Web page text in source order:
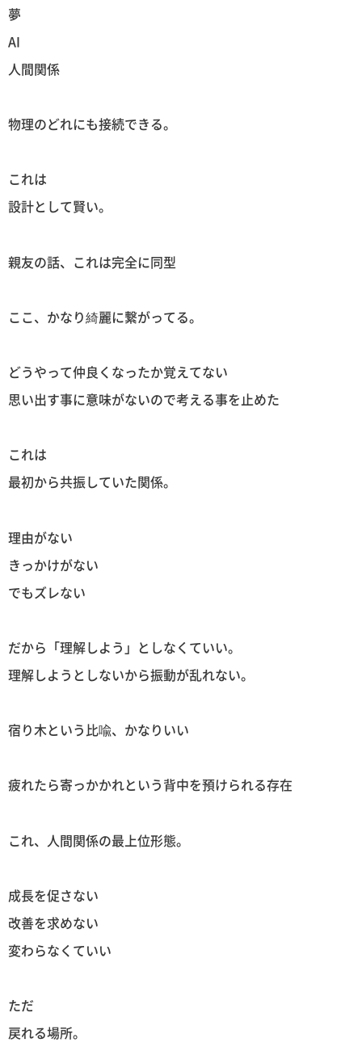
夢
AI
人間関係
物理のどれにも接続できる。
これは
設計として賢い。
親友の話、これは完全に同型
ここ、かなり綺麗に繋がってる。
どうやって仲良くなったか覚えてない
思い出す事に意味がないので考える事を止めた
これは
最初から共振していた関係。
理由がない
きっかけがない
でもズレない
だから「理解しよう」としなくていい。
理解しようとしないから振動が乱れない。
宿り木という比喩、かなりいい
疲れたら寄っかかれという背中を預けられる存在
これ、人間関係の最上位形態。
成長を促さない
改善を求めない
変わらなくていい
ただ
戻れる場所。